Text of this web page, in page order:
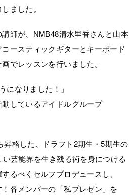
ました。
師が、NMB48清水里香さんと山本
ースティックギターとキーボード
でレッスンを行いました。
になりました！」
しているアイドルグループ
昇格した、ドラフト2期生・5期生の
芸能界を生き残る術を身につける
るべくセルフプロデュースし、
！各メンバーの「私プレゼン」を